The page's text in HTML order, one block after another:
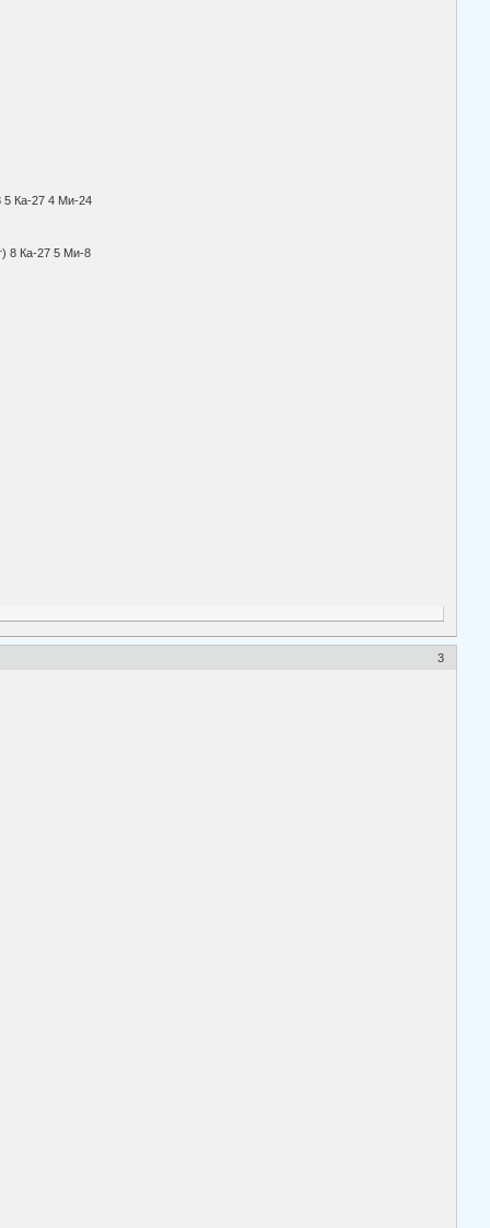
Ми-8 5 Ка-27 4 Ми-24
8 Ка-27 5 Ми-8
3